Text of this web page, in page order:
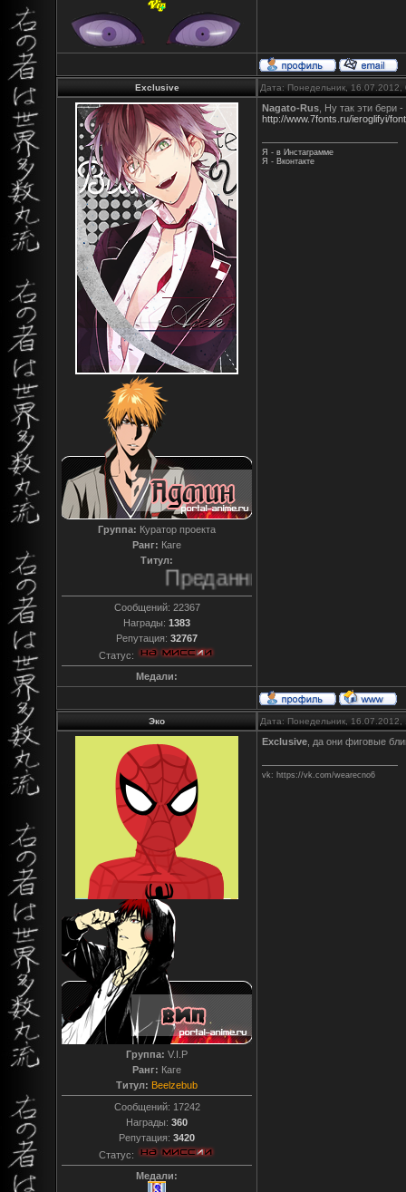
Exclusive Дата: Понедельник,
Группа: Куратор проекта
Ранг: Каге
Титул:
Преданный
Сообщений: 22367
Награды: 1383
Репутация: 32767
Статус:
Медали:
Nagato-Rus , Ну так эти бери -
http://www.7fonts.ru/ieroglifyi/
Я - в Инстаграмме
Я - Вконтакте
Эко Дата: Понедельник,
Группа: V.I.P
Ранг: Каге
Титул: Beelzebub
Сообщений: 17242
Награды: 360
Репутация: 3420
Статус:
Медали:
Exclusive , да они фиговые
vk: https://vk.com/wearecno6